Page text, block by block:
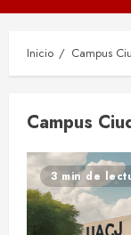
principal
Inicio Campus
Campus
3 min de